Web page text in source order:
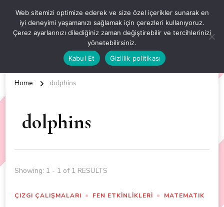
OKUL ÖNCESİ ETKİNLİKLER
EN YENİ VE ÖZGÜN OKUL ÖNCESİ ETKİNLİKLERİ
Home dolphins
dolphins
Showing: 1 - 1 of 1 RESULTS
ÇIZGI ÇALIŞMALARI FEN ETKİNLİKLERİ MATEMATIK
Web sitemizi optimize ederek ve size özel içerikler sunarak en
iyi deneyimi yaşamanızı sağlamak için çerezleri kullanıyoruz.
Çerez ayarlarınızı dilediğiniz zaman değiştirebilir ve tercihlerinizi
yönetebilirsiniz.
Kabul Et
Gizlilik politikası